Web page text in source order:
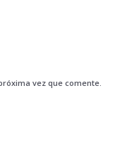
vez que comente.